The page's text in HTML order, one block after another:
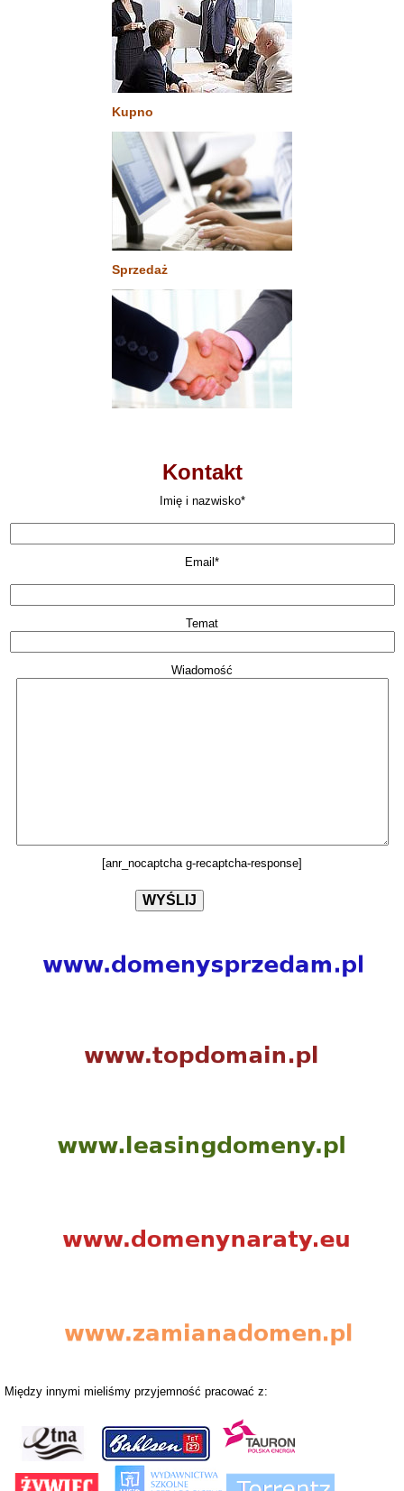
Kupno
Sprzedaż
Kontakt
Imię i nazwisko*
Email*
Temat
Wiadomość
[anr_nocaptcha g-recaptcha-response]
Między innymi mieliśmy przyjemność pracować z: